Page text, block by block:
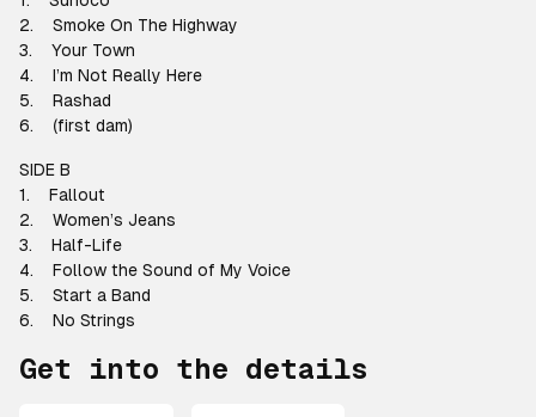
2. Smoke On The Highway
3. Your Town
4. I’m Not Really Here
5. Rashad
6. (first dam)
SIDE B
1. Fallout
2. Women’s Jeans
3. Half-Life
4. Follow the Sound of My Voice
5. Start a Band
6. No Strings
Get into the details